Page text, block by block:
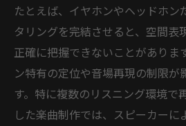
たとえば、イヤホンやヘッドホン
タリングを完結させると、空間表
正確に把握できないことがありま
ン特有の定位や音場再現の制限が
す。特に複数のリスニング環境で
した楽曲制作では、スピーカー